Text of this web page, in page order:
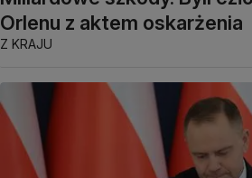
Orlenu z aktem oskarżenia
Z KRAJU